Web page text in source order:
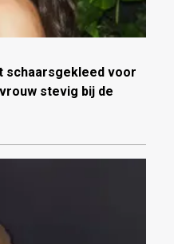
schaarsgekleed voor
stevig bij de